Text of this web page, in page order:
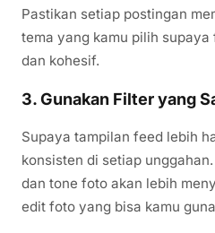
Pastikan setiap postingan
tema yang kamu pilih
dan kohesif.
3. Gunakan Filter yang
Supaya tampilan feed lebih
konsisten di setiap
dan tone foto akan lebih
edit foto yang bisa kamu